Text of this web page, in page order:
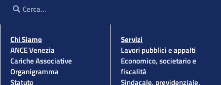
Cerca
Chi Siamo
ANCE Venezia
Cariche Associative
Organigramma
Statuto
Servizi
Lavori pubblici e appalti
Economico, societario e
fiscalità
Sindacale, previdenziale,